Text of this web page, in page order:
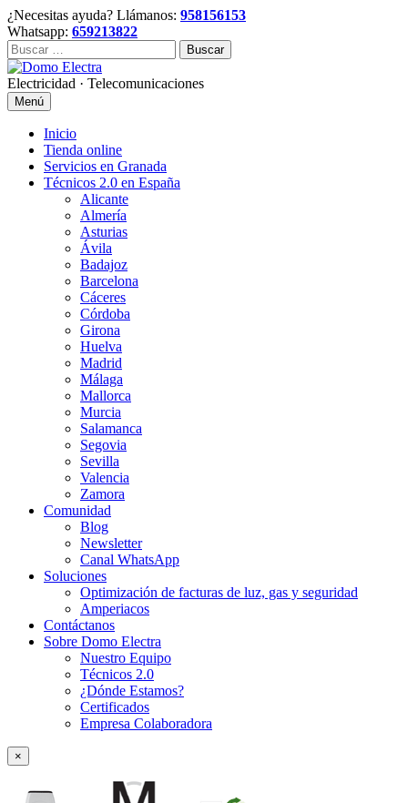
Skip
to
content
¿Necesitas ayuda? Llámanos: 958156153
Whatsapp: 659213822
Buscar:
Electricidad · Telecomunicaciones
Menú
Inicio
Tienda online
Servicios en Granada
Técnicos 2.0 en España
Alicante
Almería
Asturias
Ávila
Badajoz
Barcelona
Cáceres
Córdoba
Girona
Huelva
Madrid
Málaga
Mallorca
Murcia
Salamanca
Segovia
Sevilla
Valencia
Zamora
Comunidad
Blog
Newsletter
Canal WhatsApp
Soluciones
Optimización de facturas de luz, gas y seguridad
Amperiacos
Contáctanos
Sobre Domo Electra
Nuestro Equipo
Técnicos 2.0
¿Dónde Estamos?
Certificados
Empresa Colaboradora
×